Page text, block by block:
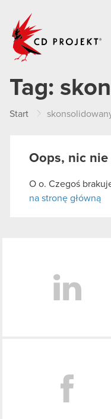
Tag:
Start
Oops, nic
O o. Czegoś
na stronę główną